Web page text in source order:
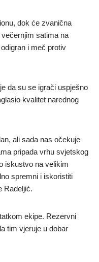
dok će zvanična
satima na
i meč protiv
da su se igrači uspješno
kvalitet narednog
ali sada nas očekuje
pripada vrhu svjetskog
iskustvo na velikim
spremni i iskoristiti
Radeljić.
ekipe. Rezervni
tim vjeruje u dobar